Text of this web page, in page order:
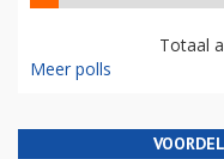
Totaal
Meer polls